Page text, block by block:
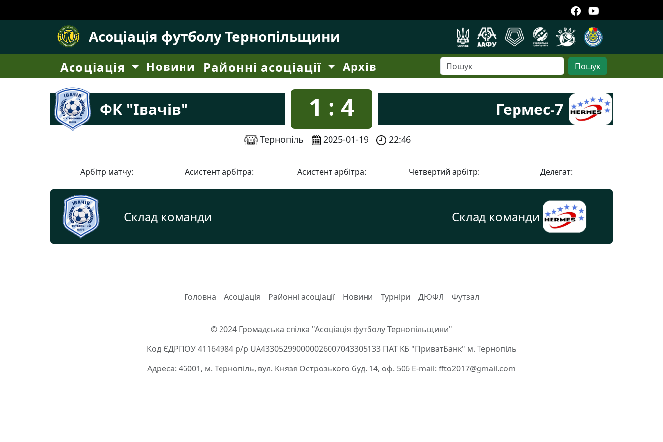
Асоціація футболу Тернопільщини
Асоціація Новини Районні асоціації Архів Пошук
ФК "Івачів" 1 : 4 Гермес-7
Тернопіль 2025-01-19 22:46
Арбітр матчу: Асистент арбітра: Асистент арбітра: Четвертий арбітр: Делегат:
Склад команди Склад команди
Головна Асоціація Районні асоціації Новини Турніри ДЮФЛ Футзал
© 2024 Громадська спілка "Асоціація футболу Тернопільщини"
Код ЄДРПОУ 41164984 р/р UA433052990000026007043305133 ПАТ КБ "ПриватБанк" м. Тернопіль
Адреса: 46001, м. Тернопіль, вул. Князя Острозького буд. 14, оф. 506 E-mail: ffto2017@gmail.com